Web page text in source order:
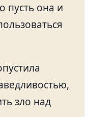
пусть она и
зло над